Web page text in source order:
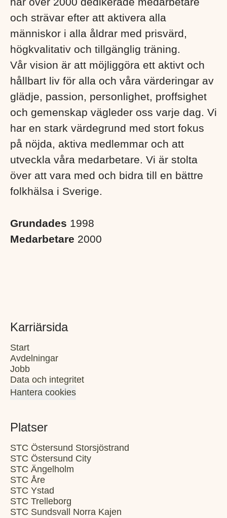
och strävar efter att aktivera alla
människor i alla åldrar med prisvärd,
högkvalitativ och tillgänglig träning.
Vår vision är att möjliggöra ett aktivt och
hållbart liv för alla och våra värderingar av
glädje, passion, personlighet, proffsighet
och gemenskap vägleder oss varje dag. Vi
har en stark värdegrund med stort fokus
på nöjda, aktiva medlemmar och att
utveckla våra medarbetare. Vi är stolta
över att vara med och bidra till en bättre
folkhälsa i Sverige. ​
Grundades 1998
Medarbetare 2000
Karriärsida
Start
Avdelningar
Jobb
Data och integritet
Hantera cookies
Platser
STC Östersund Storsjöstrand
STC Östersund City
STC Ängelholm
STC Åre
STC Ystad
STC Trelleborg
STC Sundsvall Norra Kajen